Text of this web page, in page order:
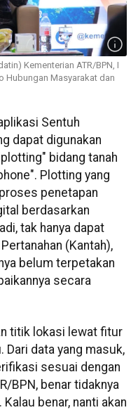
Kementerian ATR/BPN, I
Hubungan Masyarakat dan
Sentuh
dapat digunakan
bidang tanah
Plotting yang
penetapan
berdasarkan
tak hanya dapat
(Kantah),
belum terpetakan
secara
titik lokasi lewat fitur
Dari data yang masuk,
sesuai dengan
BPN, benar tidaknya
benar, nanti akan